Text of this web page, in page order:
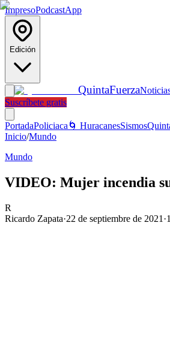
ImpresoPodcastApp
Edición
QuintaFuerza
Suscríbete gratis
PortadaPoliciaca 🌀 HuracanesSismos
Inicio/Mundo
Mundo
VIDEO: Mujer incendia
R
Ricardo Zapata·22 de septiembre de 2021 ·1